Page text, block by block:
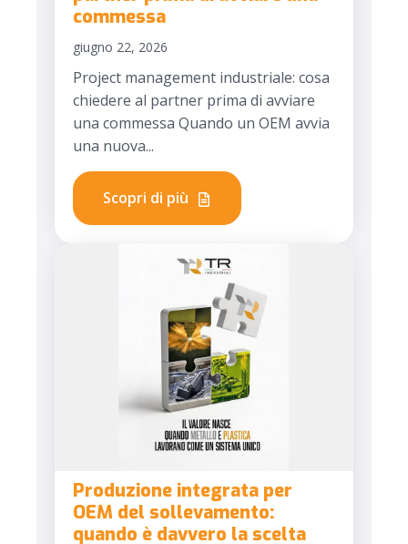
commessa
giugno 22, 2026
Project management industriale: cosa
chiedere al partner prima di avviare
una commessa Quando un OEM avvia
una nuova...
Scopri di più
Produzione integrata per
OEM del sollevamento:
quando è davvero la scelta